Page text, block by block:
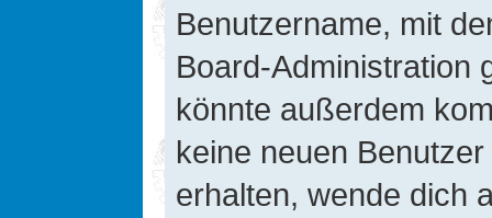
Benutzername, mit
Board-Administration
könnte außerdem
keine neuen
erhalten, wende dich